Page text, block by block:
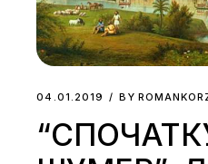
04.01.2019 BY